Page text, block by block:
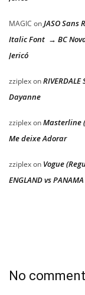
MAGIC onJASO
Italic Font → BC
Jericó
zziplexon
Dayanne
zziplexonMasterline
Me deixe Adorar
zziplexon Vogue
ENGLAND vs PANAMA
No